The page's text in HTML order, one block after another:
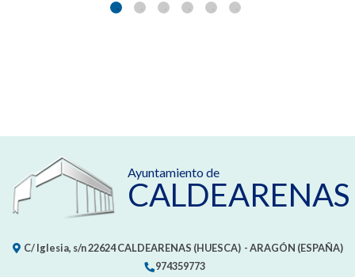
Ayuntamiento de
CALDEARENAS
C/ Iglesia, s/n22624 CALDEARENAS (HUESCA) - ARAGÓN (ESPAÑA)
974359773